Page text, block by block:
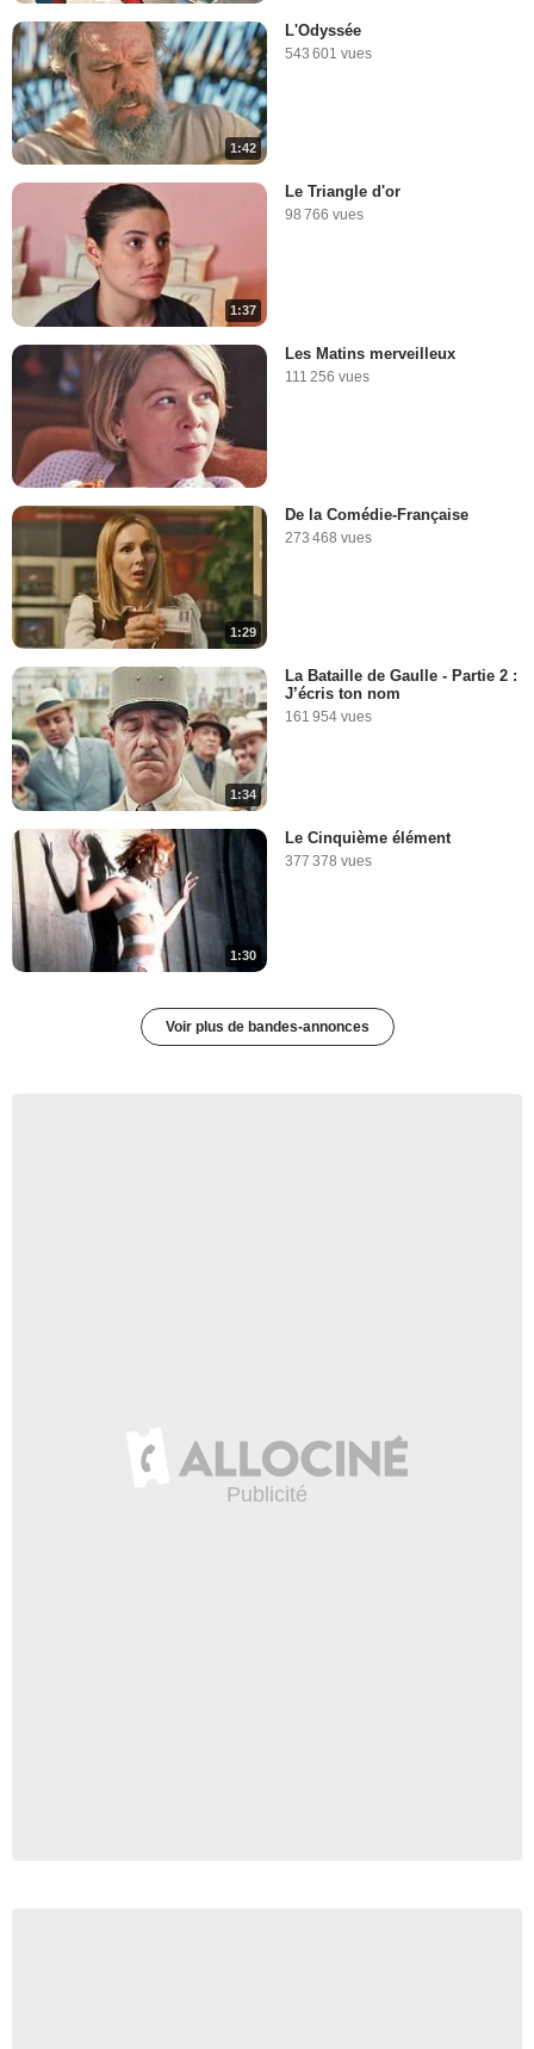
1:42
L'Odyssée
543 601 vues
1:37
Le Triangle d'or
98 766 vues
Les Matins merveilleux
111 256 vues
1:29
De la Comédie-Française
273 468 vues
1:34
La Bataille de Gaulle - Partie 2 :
J’écris ton nom
161 954 vues
1:30
Le Cinquième élément
377 378 vues
Voir plus de bandes-annonces